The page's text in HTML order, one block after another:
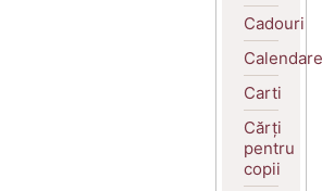
Cadouri
Calendare
Carti
Cărți
pentru
copii